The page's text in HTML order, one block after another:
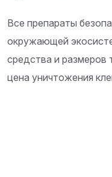
Все препараты
окружающей
средства и размеров
цена уничтожения